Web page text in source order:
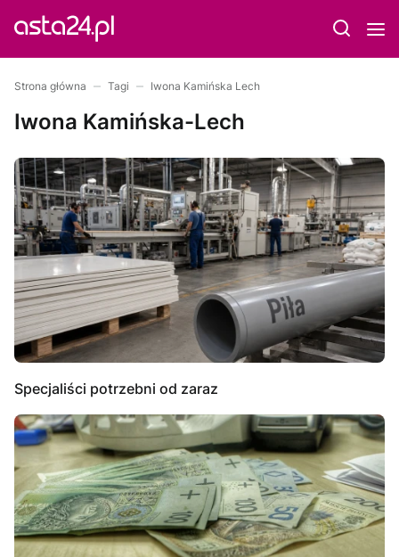
Strona główna Tagi Iwona Kamińska Lech
Iwona Kamińska-Lech
Specjaliści potrzebni od zaraz